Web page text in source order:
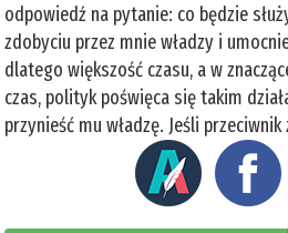
odpowiedź na pytanie: co będzie
zdobyciu przez mnie władzy i
dlatego większość czasu, a w
czas, polityk poświęca się takim
przynieść mu władzę. Jeśli